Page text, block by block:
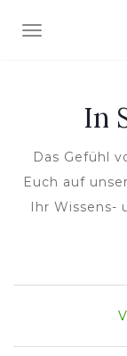
NAVIGATION
In
Das Gefühl
Euch auf
Ihr Wissens-